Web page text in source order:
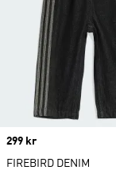
Price
299 kr
FIREBIRD DENIM